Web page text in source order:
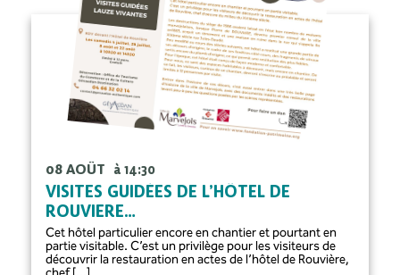
08 AOÛT à 14:30
VISITES GUIDÉES DE L’HÔTEL DE
ROUVIERE…
Cet hôtel particulier encore en chantier et pourtant en
partie visitable. C’est un privilège pour les visiteurs de
découvrir la restauration en actes de l’hôtel de Rouvière,